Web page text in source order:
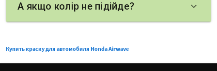
А якщо колір не підійде? keyboard_arrow_down
Купить краску для автомобиля Honda Airwave